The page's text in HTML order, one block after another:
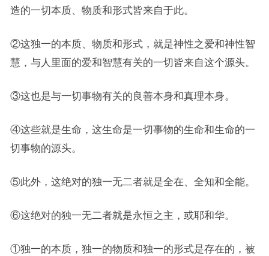
造的一切本质、物质和形式皆来自于此。
②这独一的本质、物质和形式，就是神性之爱和神性智
慧，与人里面的爱和智慧有关的一切皆来自这个源头。
③这也是与一切事物有关的良善本身和真理本身。
④这些就是生命，这生命是一切事物的生命和生命的一
切事物的源头。
⑤此外，这绝对的独一无二者就是全在、全知和全能。
⑥这绝对的独一无二者就是永恒之主，或耶和华。
①独一的本质，独一的物质和独一的形式是存在的，被